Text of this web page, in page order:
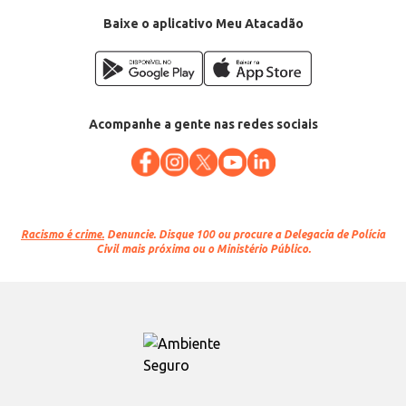
Baixe o aplicativo Meu Atacadão
Acompanhe a gente nas redes sociais
Racismo é crime. Denuncie. Disque 100 ou procure a Delegacia de Polícia
Civil mais próxima ou o Ministério Público.